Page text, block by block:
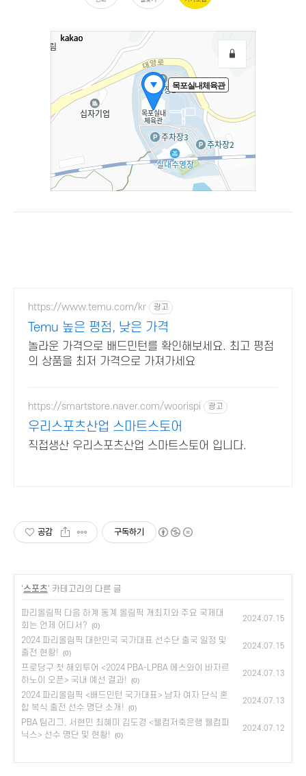
https://www.temu.com/kr 광고
Temu 높은 평점, 낮은 가격
놀라운 가격으로 배드민턴를 확인해보세요. 최고 평점
의 상품을 최저 가격으로 가져가세요
https://smartstore.naver.com/woorispi 광고
우리스포츠산업 스마트스토어
직접생산 우리스포츠산업 스마트스토어 입니다.
공감 구독하기
'스포츠' 카테고리의 다른 글
파리올림픽 다음 하계 동계 올림픽 개최지와 주요 국제대
회는 언제 어디서?
(0)
2024.07.15
2024 파리올림픽 대한민국 국가대표 선수단 출국 일정 및
출전 현황!
(0)
2024.07.15
프로당구 첫 해외투어 <2024 PBA-LPBA 에스와이 바자르
하노이 오픈> 국내 예선 결과!
(0)
2024.07.13
2024 파리올림픽 <배드민턴 국가대표> 남자 여자 단식 혼
합 복식 출전 선수 명단 소개!
(0)
2024.07.13
PBA 팀리그, 서현민 최혜미 김도경 <웰컴저축은행 웰컴피
닉스> 선수 명단 및 현황!
(0)
2024.07.12